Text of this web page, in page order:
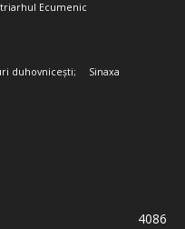
Ecumenic
duhovnicești; Sinaxa
4086